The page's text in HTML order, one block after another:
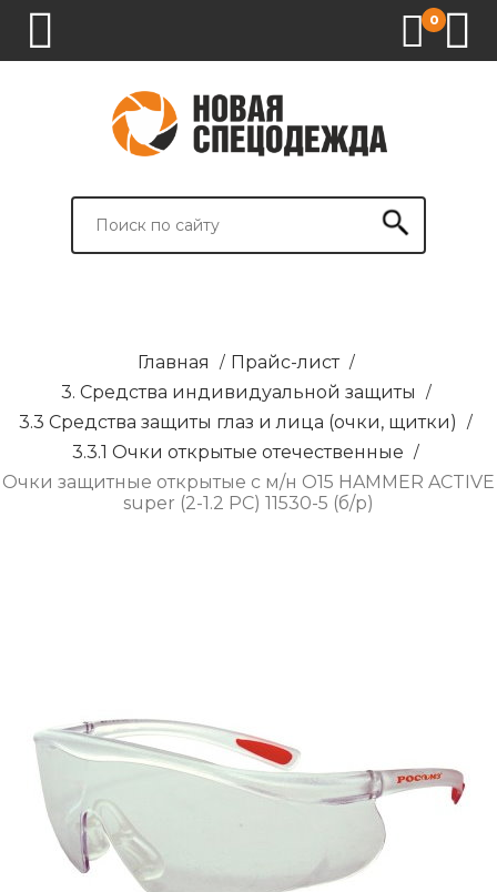
0
СПЕЦОДЕЖДА
СПЕЦОБУВЬ
СРЕДСТВА
ВСПОМОГАТЕЛЬНЫЕ
БРЕНДИРОВАНИЕ
Главная / Прайс-лист /
3. Средства индивидуальной защиты /
3.3 Средства защиты глаз и лица (очки, щитки) /
3.3.1 Очки открытые отечественные /
Очки защитные открытые с м/н O15 HAMMER ACTIVE
super (2-1.2 PC) 11530-5 (б/р)